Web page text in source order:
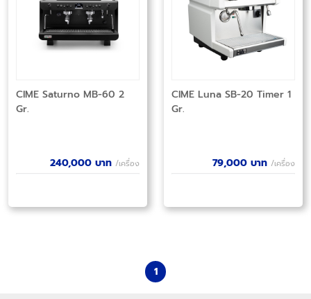
CIME Saturno MB-60 2
Gr.
240,000 บาท /เครื่อง
CIME Luna SB-20 Timer 1
Gr.
79,000 บาท /เครื่อง
1